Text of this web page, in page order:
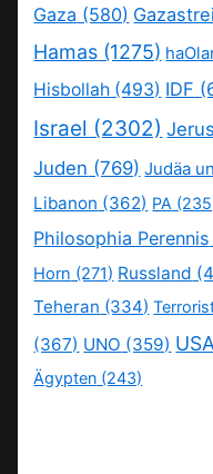
Gaza (580)
Hamas (1275)
Hisbollah (493) IDF
Israel (2302)
Juden (769) Judäa
Libanon (362) PA
Philosophia Perennis
Horn (271) Russland
Teheran (334)
(367) UNO (359)
Ägypten (243)